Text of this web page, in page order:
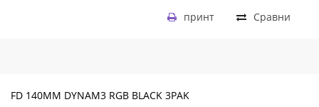
Сравни
принт
FD 140MM DYNAM3 RGB BLACK 3PAK